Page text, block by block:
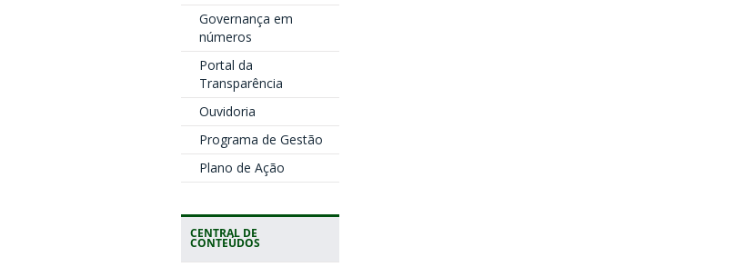
Governança em
números
Portal da
Transparência
Ouvidoria
Programa de Gestão
Plano de Ação
CENTRAL DE
CONTEÚDOS